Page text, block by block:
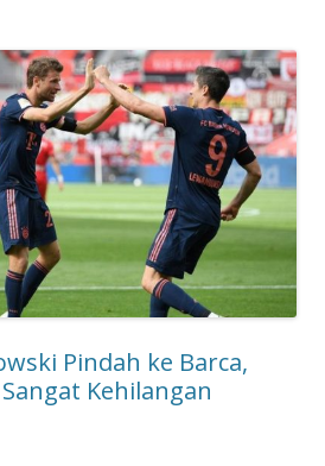
Pindah ke Barca,
Kehilangan